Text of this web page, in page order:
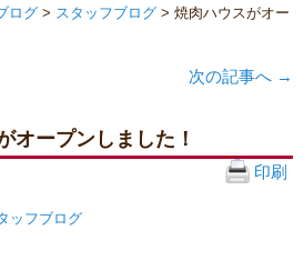
ログ > スタッフブログ > 焼肉ハウスがオー
次の記事へ →
オープンしました！
印刷
ッフブログ